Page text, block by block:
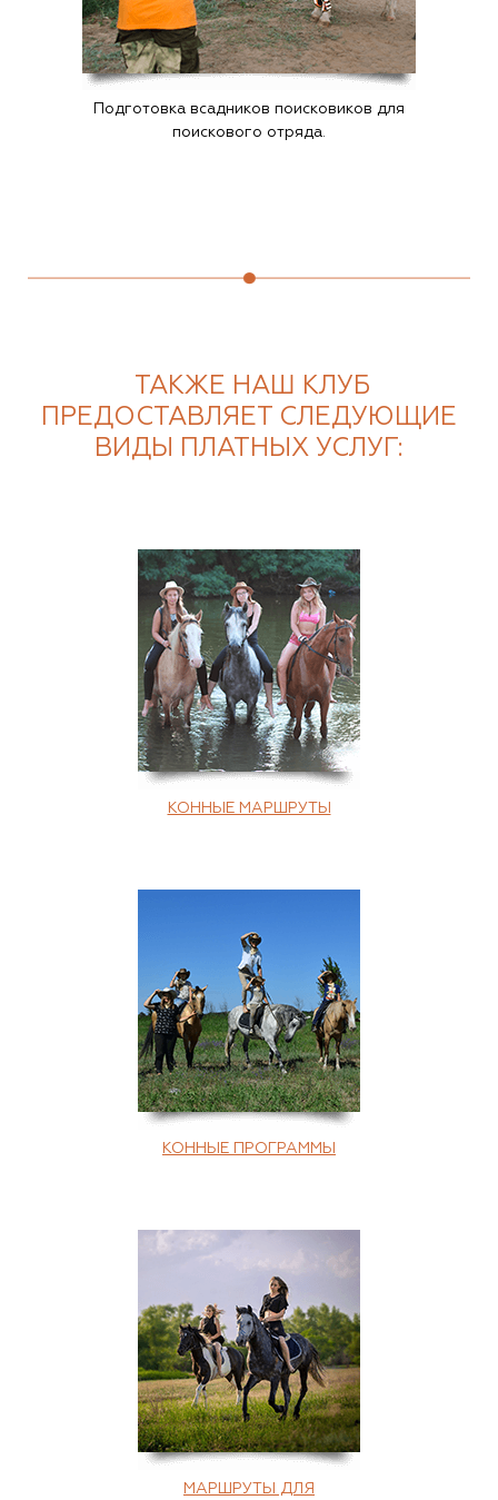
Подготовка всадников поисковиков для
поискового отряда.
ТАКЖЕ НАШ КЛУБ
ПРЕДОСТАВЛЯЕТ СЛЕДУЮЩИЕ
ВИДЫ ПЛАТНЫХ УСЛУГ:
КОННЫЕ МАРШРУТЫ
КОННЫЕ ПРОГРАММЫ
МАРШРУТЫ ДЛЯ